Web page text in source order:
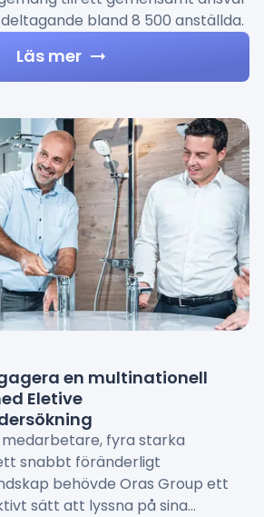
bland 8 500 anställda.
Läs mer
en multinationell
Eletive
medarbetare, fyra starka
snabbt föränderligt
behövde Oras Group ett
sätt att lyssna på sina…